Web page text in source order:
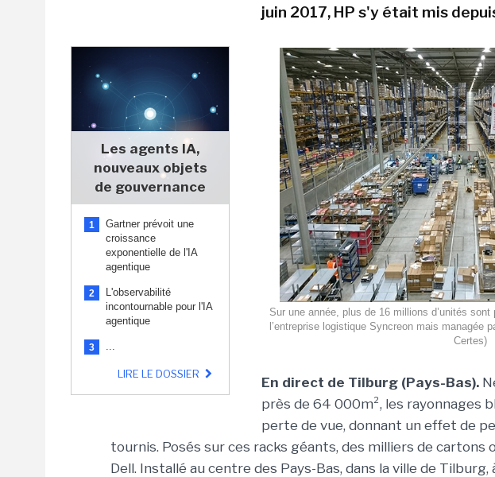
Les agents IA,
nouveaux objets
de gouvernance
1
Gartner prévoit une
croissance
exponentielle de l'IA
agentique
2
L'observabilité
incontournable pour l'IA
agentique
3 ...
LIRE LE DOSSIER
juin 2017, HP s'y était mis
Sur une année, plus de 16 millions d’unités
l’entreprise logistique Syncreon mais managée
Certes)
En direct de Tilburg (Pays-Bas).
près de 64 000m², les rayonnages
perte de vue, donnant un effet de
tournis. Posés sur ces racks géants, des milliers de cartons
Dell. Installé au centre des Pays-Bas, dans la ville de Tilburg,